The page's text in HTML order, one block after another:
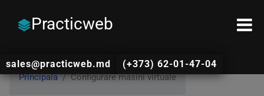
Practicweb
sales@practicweb.md (+373) 62-01-47-04
Principala Configurare masini virtuale